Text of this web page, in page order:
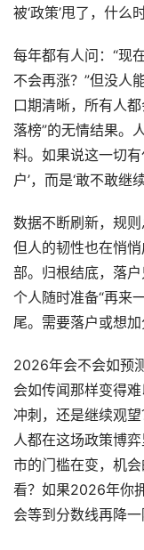
被‘政策’甩了，什么
每年都有人问：“现
不会再涨？”但没人
口期清晰，所有人
落榜”的无情结果。
料。如果说这一切
户’，而是‘敢不敢继续
数据不断刷新，规
但人的韧性也在悄
部。归根结底，落
个人随时准备“再来
尾。需要落户或想
2026年会不会如预
会如传闻那样变得
冲刺，还是继续观
人都在这场政策博弈
市的门槛在变，机
看？如果2026年你
会等到分数线再降一